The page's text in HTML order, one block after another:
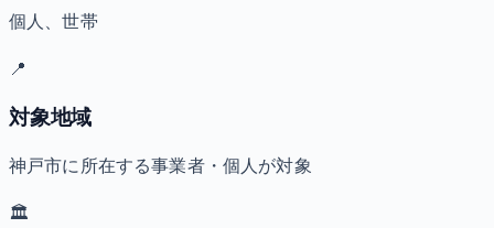
個人、世帯
📍
対象地域
神戸市に所在する事業者・個人が対象
🏛️